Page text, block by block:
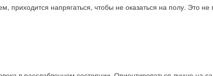
напрягаться, чтобы не оказаться на полу. Это